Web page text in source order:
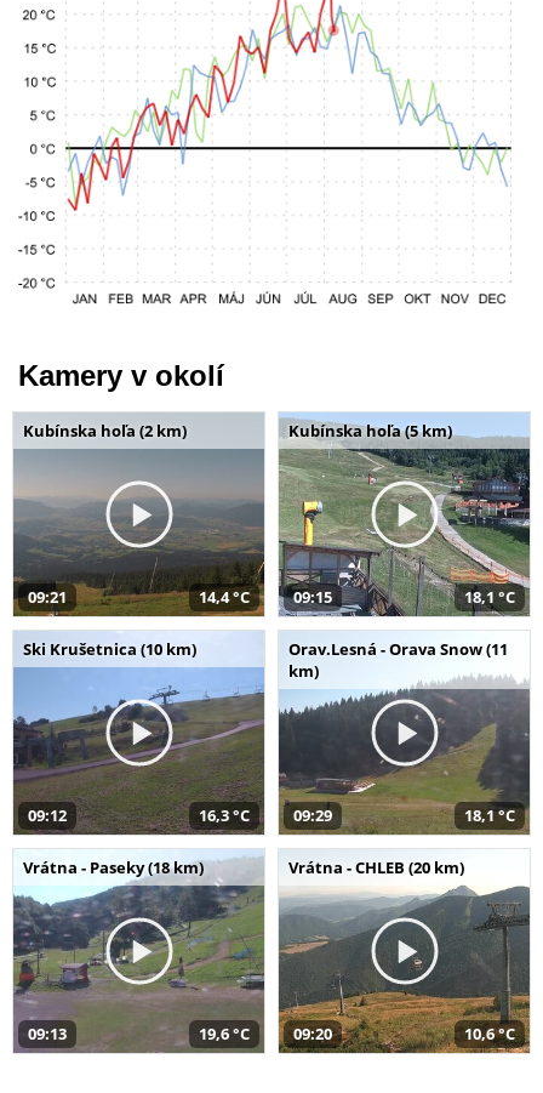
Kamery v okolí
Kubínska hoľa (2 km)
09:21 14,4 °C
Kubínska hoľa (5 km)
09:15 18,1 °C
Ski Krušetnica (10 km)
09:12 16,3 °C
Orav.Lesná - Orava Snow (11
km)
09:29 18,1 °C
Vrátna - Paseky (18 km)
09:13 19,6 °C
Vrátna - CHLEB (20 km)
09:20 10,6 °C